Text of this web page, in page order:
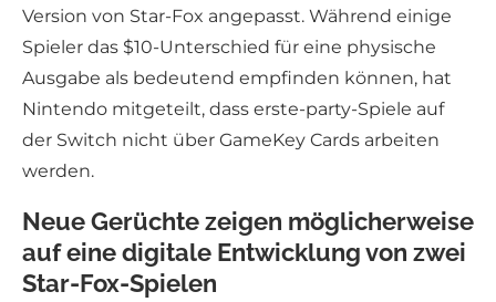
Version von Star-Fox angepasst. Während einige
Spieler das $10-Unterschied für eine physische
Ausgabe als bedeutend empfinden können, hat
Nintendo mitgeteilt, dass erste-party-Spiele auf
der Switch nicht über GameKey Cards arbeiten
werden.
Neue Gerüchte zeigen möglicherweise
auf eine digitale Entwicklung von zwei
Star-Fox-Spielen